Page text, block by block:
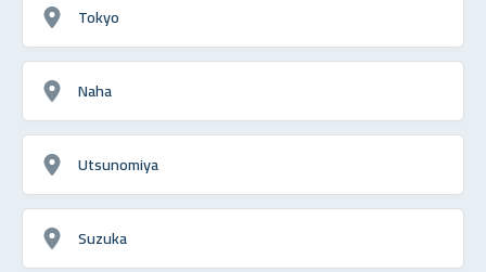
Tokyo
Naha
Utsunomiya
Suzuka